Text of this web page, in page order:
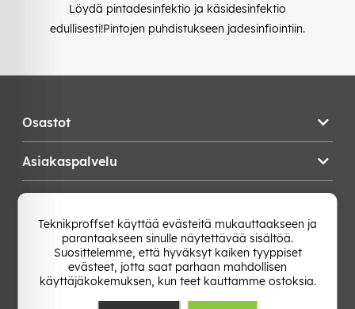
Löydä pintadesinfektio ja käsidesinfektio
edullisesti!Pintojen puhdistukseen jadesinfiointiin.
Osastot
Asiakaspalvelu
Vaihda Maa
Teknikproffset käyttää evästeitä mukauttaakseen ja
parantaakseen sinulle näytettävää sisältöä.
Suosittelemme, että hyväksyt kaiken tyyppiset
evästeet, jotta saat parhaan mahdollisen
käyttäjäkokemuksen, kun teet kauttamme ostoksia.